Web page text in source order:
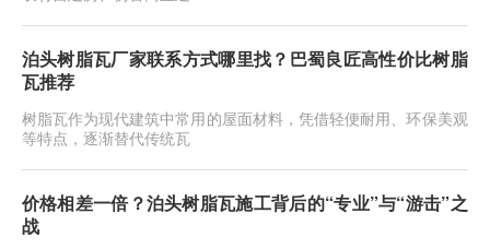
泊头树脂瓦厂家联系方式哪里找？巴蜀良匠高性价比树脂
瓦推荐
树脂瓦作为现代建筑中常用的屋面材料，凭借轻便耐用、环保美观
等特点，逐渐替代传统瓦
价格相差一倍？泊头树脂瓦施工背后的“专业”与“游击”之
战